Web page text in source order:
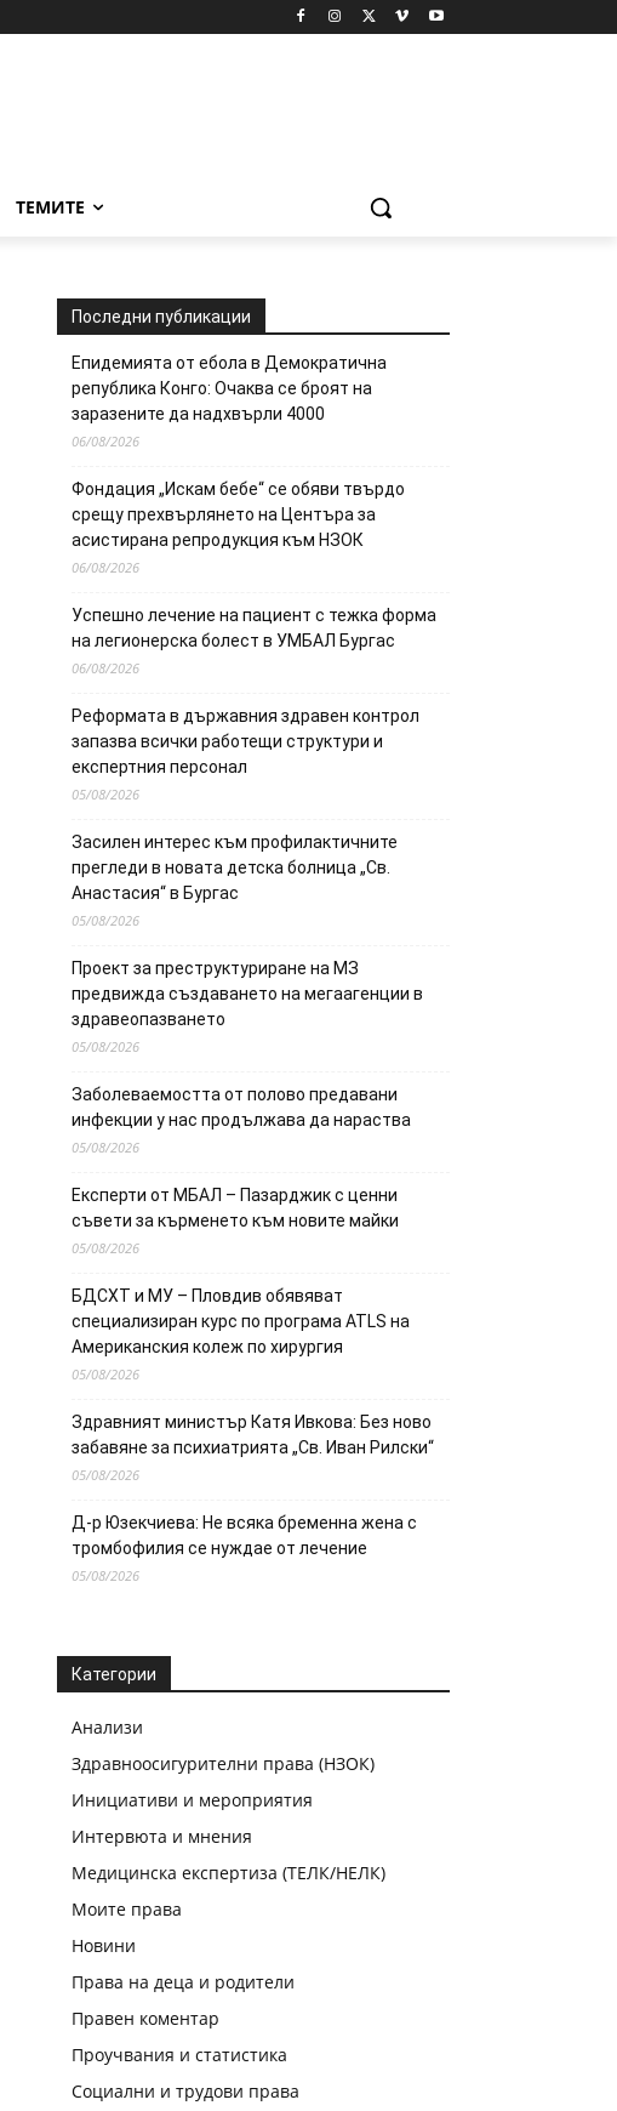
ТЕМИТЕ
Последни публикации
Епидемията от ебола в Демократична
република Конго: Очаква се броят на
заразените да надхвърли 4000
06/08/2026
Фондация „Искам бебе“ се обяви твърдо
срещу прехвърлянето на Центъра за
асистирана репродукция към НЗОК
06/08/2026
Успешно лечение на пациент с тежка форма
на легионерска болест в УМБАЛ Бургас
06/08/2026
Реформата в държавния здравен контрол
запазва всички работещи структури и
експертния персонал
05/08/2026
Засилен интерес към профилактичните
прегледи в новата детска болница „Св.
Анастасия“ в Бургас
05/08/2026
Проект за преструктуриране на МЗ
предвижда създаването на мегаагенции в
здравеопазването
05/08/2026
Заболеваемостта от полово предавани
инфекции у нас продължава да нараства
05/08/2026
Експерти от МБАЛ – Пазарджик с ценни
съвети за кърменето към новите майки
05/08/2026
БДСХТ и МУ – Пловдив обявяват
специализиран курс по програма ATLS на
Американския колеж по хирургия
05/08/2026
Здравният министър Катя Ивкова: Без ново
забавяне за психиатрията „Св. Иван Рилски“
05/08/2026
Д-р Юзекчиева: Не всяка бременна жена с
тромбофилия се нуждае от лечение
05/08/2026
Категории
Анализи
Здравноосигурителни права (НЗОК)
Инициативи и мероприятия
Интервюта и мнения
Медицинска експертиза (ТЕЛК/НЕЛК)
Моите права
Новини
Права на деца и родители
Правен коментар
Проучвания и статистика
Социални и трудови права